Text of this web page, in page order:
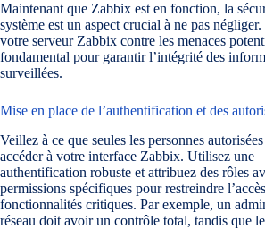
Maintenant que Zabbix est en fonction, la
système est un aspect crucial à ne pas
votre serveur Zabbix contre les menaces
fondamental pour garantir l’intégrité des
surveillées.
Mise en place de l’authentification et des
Veillez à ce que seules les personnes
accéder à votre interface Zabbix. Utilisez une
authentification robuste et attribuez des rôles
permissions spécifiques pour restreindre
fonctionnalités critiques. Par exemple, un
réseau doit avoir un contrôle total, tandis que